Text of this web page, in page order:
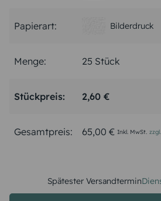
Papierart: Bilderdruck
Menge:
Stückpreis: 2,60 €
Gesamtpreis: 65,00 € Inkl. MwSt.
Spätester Versandtermin